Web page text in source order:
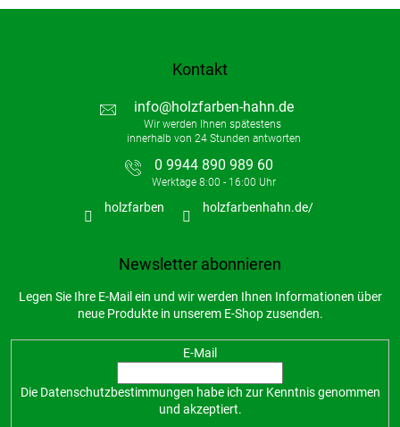
Kontakt
info@holzfarben-hahn.de
0 9944 890 989 60
holzfarben holzfarbenhahn.de/
Newsletter abonnieren
Legen Sie Ihre E-Mail ein und wir werden Ihnen Informationen über
neue Produkte in unserem E-Shop zusenden.
E-Mail
Die Datenschutzbestimmungen habe ich zur Kenntnis genommen
und akzeptiert.